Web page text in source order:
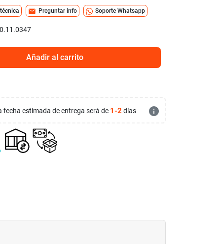
mail Preguntar info Soporte Whatsapp
Añadir al carrito
fecha estimada de entrega será de 1-2 días info